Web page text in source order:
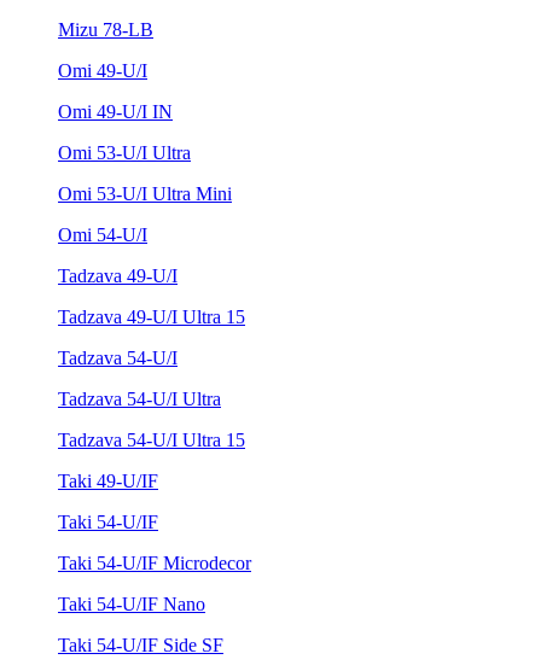
Mizu 78-LB
Omi 49-U/I
Omi 49-U/I IN
Omi 53-U/I Ultra
Omi 53-U/I Ultra Mini
Omi 54-U/I
Tadzava 49-U/I
Tadzava 49-U/I Ultra 15
Tadzava 54-U/I
Tadzava 54-U/I Ultra
Tadzava 54-U/I Ultra 15
Taki 49-U/IF
Taki 54-U/IF
Taki 54-U/IF Microdecor
Taki 54-U/IF Nano
Taki 54-U/IF Side SF